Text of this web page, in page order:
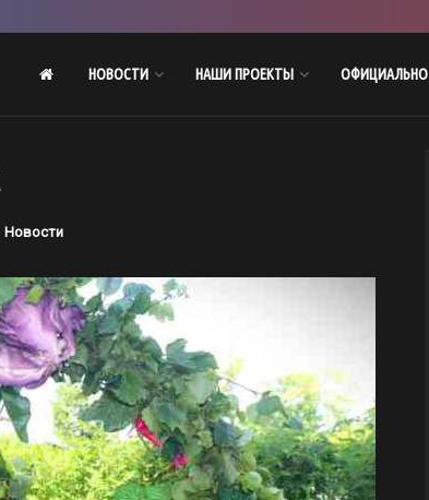
НОВОСТИ НАШИ ПРОЕКТЫ ОФИЦИАЛЬНО
Новости